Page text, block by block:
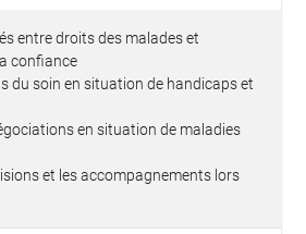
entre droits des malades et
confiance
du soin en situation de handicaps et
en situation de maladies
et les accompagnements lors